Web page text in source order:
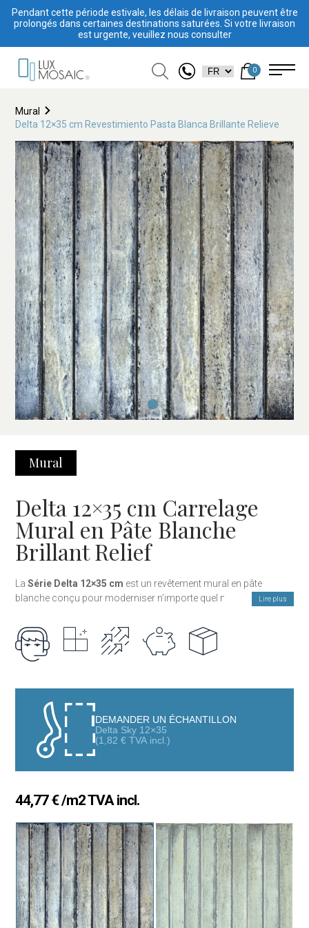
Pendant cette période estivale, les délais de livraison peuvent être
prolongés dans certaines destinations saturées. Si votre livraison
est urgente, veuillez nous consulter
0
Mural
Delta 12×35 cm Revestimiento Pasta Blanca Brillante Relieve
Mural
Delta 12×35 cm Carrelage
Mural en Pâte Blanche
Brillant Relief
LaSérie Delta 12×35 cm est un revêtement mural en pâte
blanche conçu pour moderniser n’importe quel mur avec un
amplifie la lumière et crée un effet visuel sophistiqué, idéal pour
cuisines, salles de bains, couloirs et espaces recherchant
luminosité et sensation d’espace.
Unepièce lisse
, parfaite pour des surfaces uniformes et
lumineuses.
Une pièce en relief
, qui apporte texture subtile et
élégantes qui ajoutent mouvement et style tout en conservant
l’harmonie. Le format12×35 cmfacilite la pose et s’intègre à des
intérieurs contemporains, minimalistes, méditerranéens ou plus
classiques.
Caractéristiques principales :
Revêtement mural en pâte blanche
Lire plus
DEMANDER UN ÉCHANTILLON
Delta Sky 12×35
(1,82 € TVA incl.)
44,77€/m2 TVA incl.